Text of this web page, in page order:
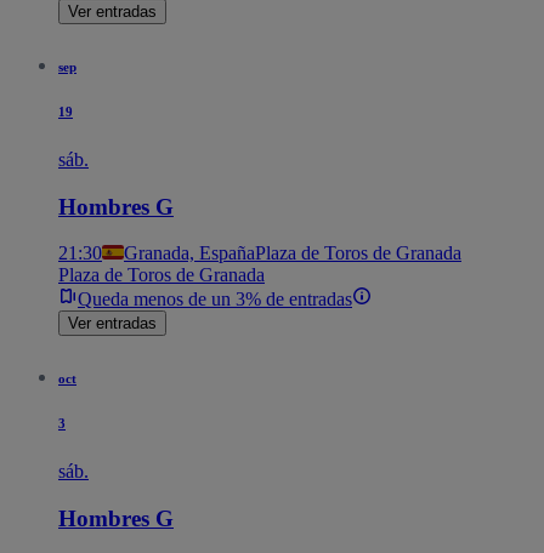
Ver entradas
sep
19
sáb.
Hombres G
21:30 Granada, EspañaPlaza de Toros de Granada
Plaza de Toros de Granada
Queda menos de un 3% de entradas
Ver entradas
oct
3
sáb.
Hombres G